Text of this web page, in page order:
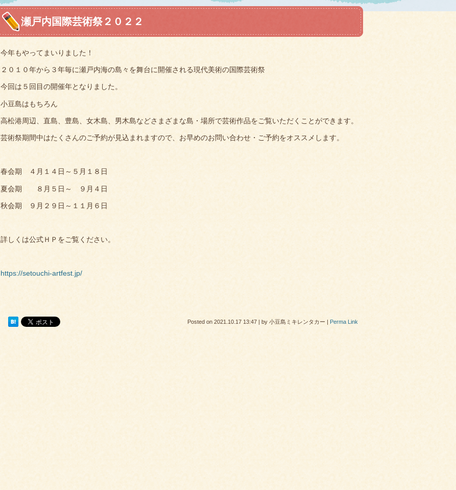
瀬戸内国際芸術祭２０２２
今年もやってまいりました！
２０１０年から３年毎に瀬戸内海の島々を舞台に開催される現代美術の国際芸術祭
今回は５回目の開催年となりました。
小豆島はもちろん
高松港周辺、直島、豊島、女木島、男木島などさまざまな島・場所で芸術作品をご覧いただくことができます。
芸術祭期間中はたくさんのご予約が見込まれますので、お早めのお問い合わせ・ご予約をオススメします。
春会期 ４月１４日～５月１８日
夏会期 ８月５日～ ９月４日
秋会期 ９月２９日～１１月６日
詳しくは公式ＨＰをご覧ください。
https://setouchi-artfest.jp/
Posted on 2021.10.17 13:47 | by 小豆島ミキレンタカー | Perma Link